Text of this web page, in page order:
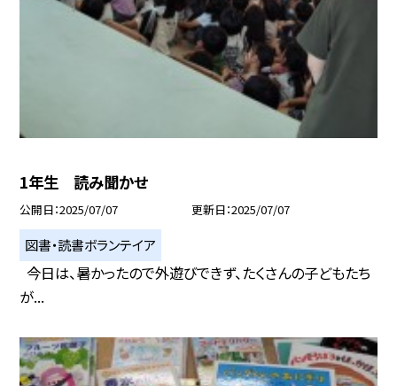
1年生 読み聞かせ
公開日 2025/07/07 更新日 2025/07/07
図書・読書ボランテイア
今日は、暑かったので外遊びできず、たくさんの子どもたち
が...